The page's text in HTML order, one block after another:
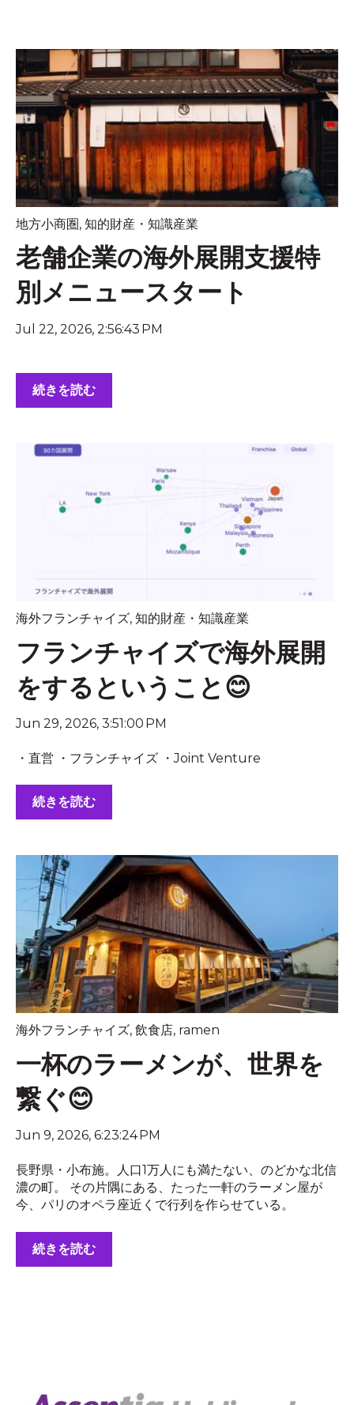
地方小商圏 , 知的財産・知識産業
老舗企業の海外展開支援特
別メニュースタート
Jul 22, 2026, 2:56:43 PM
続きを読む
海外フランチャイズ, 知的財産・知識産業
フランチャイズで海外展開
をするということ😊
Jun 29, 2026, 3:51:00 PM
・直営 ・フランチャイズ ・Joint Venture
続きを読む
海外フランチャイズ, 飲食店, ramen
一杯のラーメンが、世界を
繋ぐ😊
Jun 9, 2026, 6:23:24 PM
長野県・小布施。人口1万人にも満たない、のどかな北信
濃の町。 その片隅にある、たった一軒のラーメン屋が
今、パリのオペラ座近くで行列を作らせている。
続きを読む